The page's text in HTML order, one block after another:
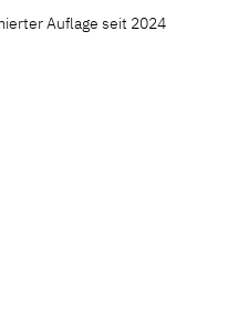
Auflage seit 2024